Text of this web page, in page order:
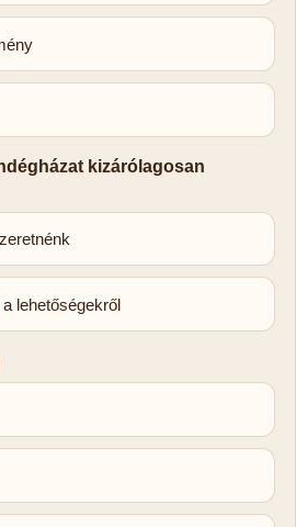
kizárólagosan
lehetőségekről